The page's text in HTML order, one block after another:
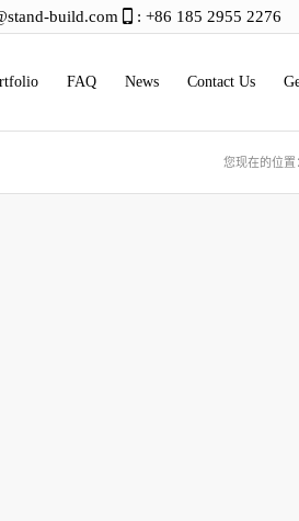
build.com : +86 185 2955 2276
FAQ News Contact Us
您现在的位置